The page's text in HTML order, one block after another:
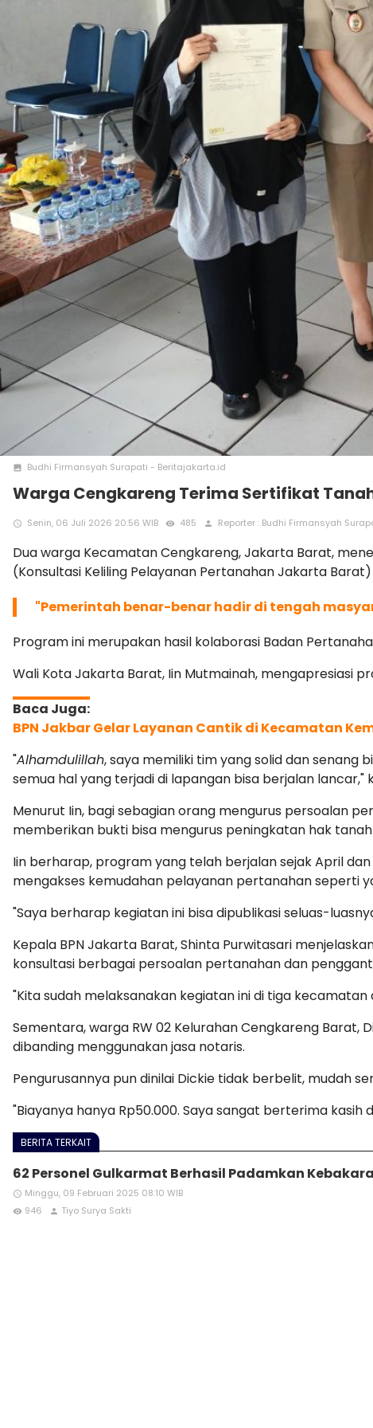
photo Budhi Firmansyah Surapati - Beritajakarta.id
Warga Cengkareng Terima Sertifikat
access_time Senin, 06 Juli 2026 20:56 WIB remove_red_eye 485 person Reporter : Budhi Firmansyah
Dua warga Kecamatan Cengkareng, Jakarta Barat,
(Konsultasi Keliling Pelayanan Pertanahan Jakarta
"Pemerintah benar-benar hadir di tengah
Program ini merupakan hasil kolaborasi Badan
Wali Kota Jakarta Barat, Iin Mutmainah, mengapresiasi
BPN Jakbar Gelar Layanan Cantik di Kecamatan
"Alhamdulillah, saya memiliki tim yang solid dan senang
semua hal yang terjadi di lapangan bisa berjalan lancar,"
Menurut Iin, bagi sebagian orang mengurus persoalan
memberikan bukti bisa mengurus peningkatan hak
Iin berharap, program yang telah berjalan sejak April
mengakses kemudahan pelayanan pertanahan seperti
"Saya berharap kegiatan ini bisa dipublikasi seluas-
Kepala BPN Jakarta Barat, Shinta Purwitasari
konsultasi berbagai persoalan pertanahan dan
"Kita sudah melaksanakan kegiatan ini di tiga
Sementara, warga RW 02 Kelurahan Cengkareng
dibanding menggunakan jasa notaris.
Pengurusannya pun dinilai Dickie tidak berbelit, mudah
"Biayanya hanya Rp50.000. Saya sangat berterima
BERITA TERKAIT
62 Personel Gulkarmat Berhasil Padamkan
access_time Minggu, 09 Februari 2025 08:10 WIB
remove_red_eye 946 person Tiyo Surya Sakti